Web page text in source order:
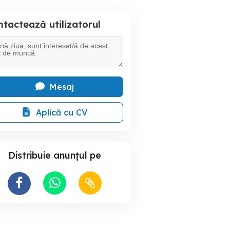
utilizatorul
Mesaj
Aplică cu CV
Distribuie anunțul pe